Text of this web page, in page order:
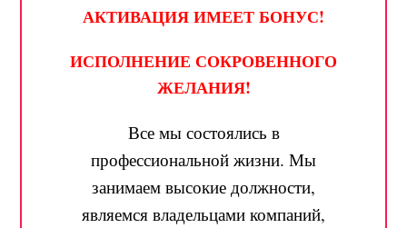
АКТИВАЦИЯ ИМЕЕТ БОНУС!
ИСПОЛНЕНИЕ СОКРОВЕННОГО
ЖЕЛАНИЯ!
Все мы состоялись в
профессиональной жизни. Мы
занимаем высокие должности,
являемся владельцами компаний,